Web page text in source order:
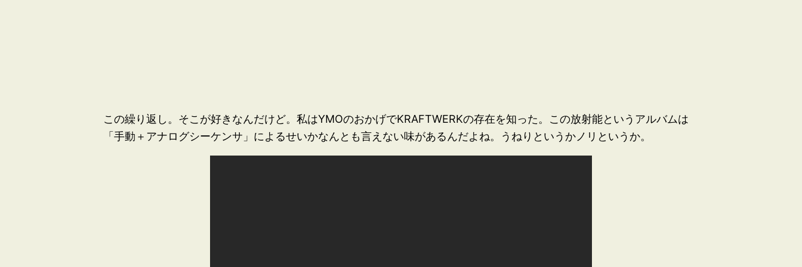
この繰り返し。そこが好きなんだけど。私はYMOのおかげでKRAFTWERKの存在を知った。この放射能というアルバムは
「手動＋アナログシーケンサ」によるせいかなんとも言えない味があるんだよね。うねりというかノリというか。